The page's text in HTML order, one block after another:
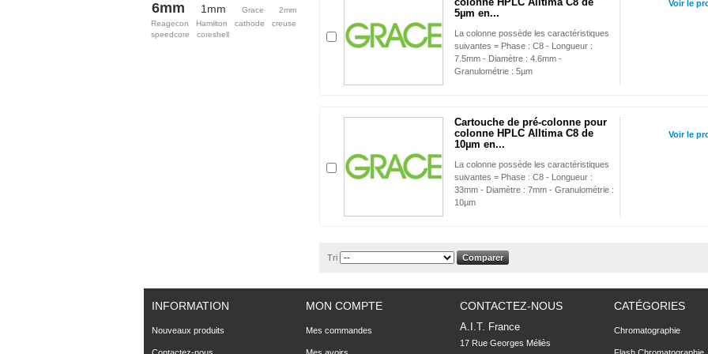
6mm 1mm Grace
2mm
Reagecon
Hamilton cathode
creuse
speedcore
coreshell
5µm en...
La colonne possède les caractéristiques
suivantes = Phase : C8 - Longueur :
7.5mm - Diamètre : 4.6mm -
Granulométrie : 5µm
Voir le
Cartouche de pré-colonne pour
colonne HPLC Alltima C8 de
10µm en...
La colonne possède les caractéristiques
suivantes = Phase : C8 - Longueur :
33mm - Diamètre : 7mm - Granulométrie :
10µm
Voir le
Tri
INFORMATION
Nouveaux produits
MON COMPTE
Mes commandes
CONTACTEZ-NOUS
A.I.T. France
17 Rue Georges Méliès
CATÉGORIES
Chromatographie